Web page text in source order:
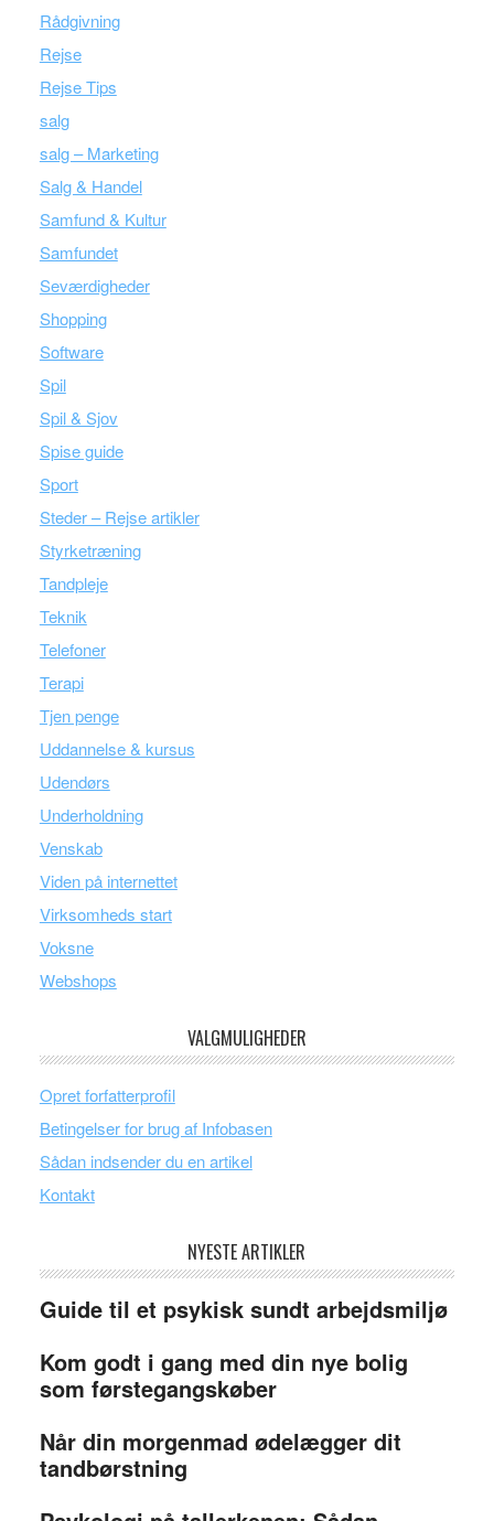
Rådgivning
Rejse
Rejse Tips
salg
salg – Marketing
Salg & Handel
Samfund & Kultur
Samfundet
Seværdigheder
Shopping
Software
Spil
Spil & Sjov
Spise guide
Sport
Steder – Rejse artikler
Styrketræning
Tandpleje
Teknik
Telefoner
Terapi
Tjen penge
Uddannelse & kursus
Udendørs
Underholdning
Venskab
Viden på internettet
Virksomheds start
Voksne
Webshops
VALGMULIGHEDER
Opret forfatterprofil
Betingelser for brug af Infobasen
Sådan indsender du en artikel
Kontakt
NYESTE ARTIKLER
Guide til et psykisk sundt arbejdsmiljø
Kom godt i gang med din nye bolig
som førstegangskøber
Når din morgenmad ødelægger dit
tandbørstning